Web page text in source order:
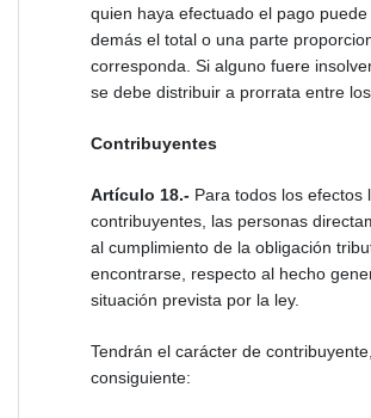
quien haya efectuado el pago
demás el total o una parte
corresponda. Si alguno fuere
se debe distribuir a prorrata entre los
Contribuyentes
Artículo 18.- Para todos los efectos
contribuyentes, las personas
al cumplimiento de la obligación
encontrarse, respecto al hecho
situación prevista por la ley.
Tendrán el carácter de
consiguiente: